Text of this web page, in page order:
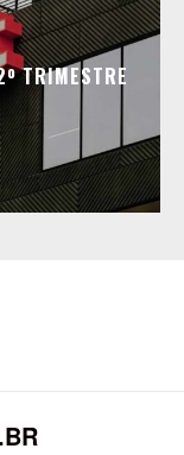
TRIMESTRE